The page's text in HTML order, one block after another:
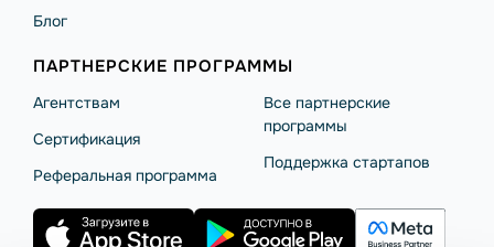
Блог
ПАРТНЕРСКИЕ ПРОГРАММЫ
Агентствам
Сертификация
Реферальная программа
Все партнерские
программы
Поддержка стартапов